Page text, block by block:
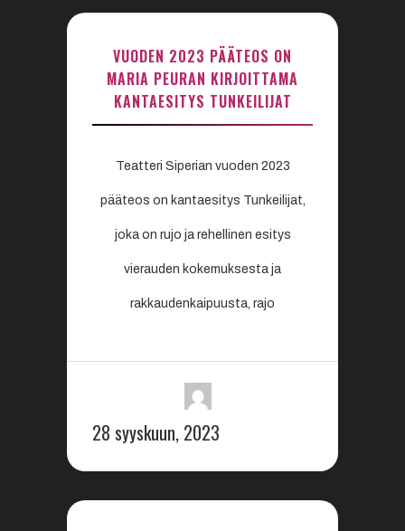
VUODEN 2023 PÄÄTEOS ON
MARIA PEURAN KIRJOITTAMA
KANTAESITYS TUNKEILIJAT
Teatteri Siperian vuoden 2023
pääteos on kantaesitys Tunkeilijat,
joka on rujo ja rehellinen esitys
vierauden kokemuksesta ja
rakkaudenkaipuusta, rajo
28 syyskuun, 2023